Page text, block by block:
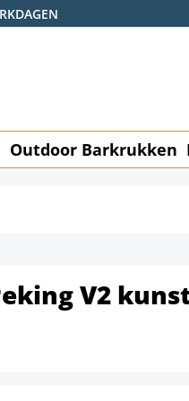
Outdoor Barkrukken
V2